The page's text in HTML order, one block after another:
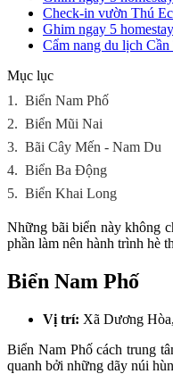
Check-in vườn Thú
Ghim ngay 5
Cẩm nang du lịch
Mục lục
1. Biển Nam Phố
2. Biển Mũi Nai
3. Bãi Cây Mến - Nam Du
4. Biển Ba Động
5. Biển Khai Long
Những bãi biển này không
phần làm nên hành trình hè
Biển Nam Phố
Vị trí: Xã Dương
Biển Nam Phố cách trung
quanh bởi những dãy núi